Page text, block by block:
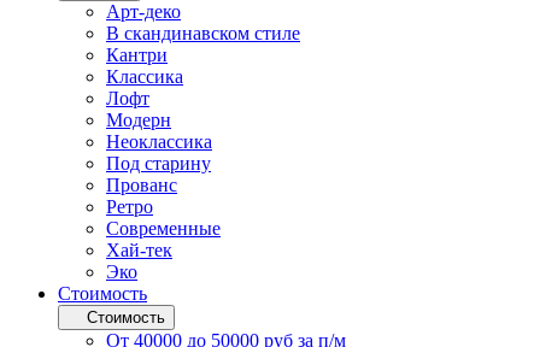
Арт-деко
В скандинавском стиле
Кантри
Классика
Лофт
Модерн
Неоклассика
Под старину
Прованс
Ретро
Современные
Хай-тек
Эко
Стоимость
Стоимость
От 40000 до 50000 руб за п/м